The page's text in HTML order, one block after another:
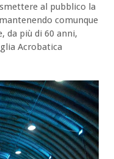
al pubblico la
comunque
da più di 60 anni,
Acrobatica